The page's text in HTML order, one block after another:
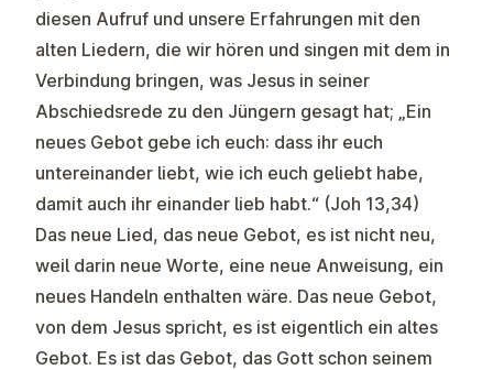
diesen Aufruf und unsere Erfahrungen mit den
alten Liedern, die wir hören und singen mit dem in
Verbindung bringen, was Jesus in seiner
Abschiedsrede zu den Jüngern gesagt hat; „Ein
neues Gebot gebe ich euch: dass ihr euch
untereinander liebt, wie ich euch geliebt habe,
damit auch ihr einander lieb habt.“ (Joh 13,34)
Das neue Lied, das neue Gebot, es ist nicht neu,
weil darin neue Worte, eine neue Anweisung, ein
neues Handeln enthalten wäre. Das neue Gebot,
von dem Jesus spricht, es ist eigentlich ein altes
Gebot. Es ist das Gebot, das Gott schon seinem